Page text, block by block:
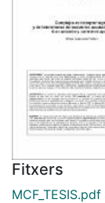
Fitxers
MCF_TESIS.pdf